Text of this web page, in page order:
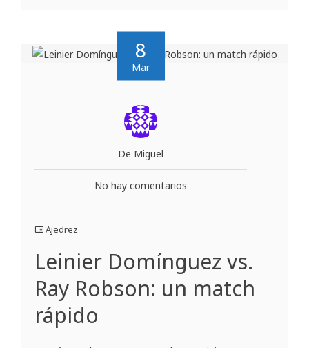
8
Mar
De Miguel
No hay comentarios
Ajedrez
Leinier Domínguez vs.
Ray Robson: un match
rápido